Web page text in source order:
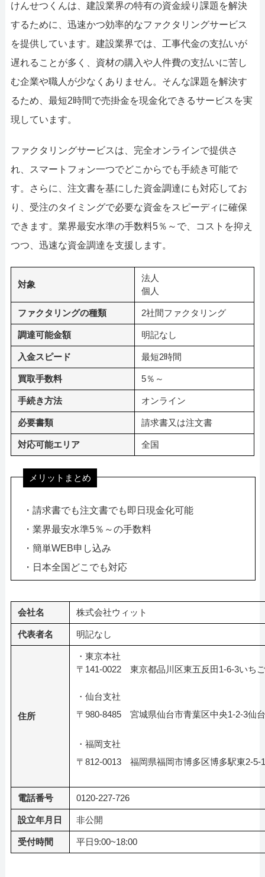
けんせつくんは、建設業界の特有の資金繰り課題を解決
するために、迅速かつ効率的なファクタリングサービス
を提供しています。建設業界では、工事代金の支払いが
遅れることが多く、資材の購入や人件費の支払いに苦し
む企業や職人が少なくありません。そんな課題を解決す
るため、最短2時間で売掛金を現金化できるサービスを実
現しています。
ファクタリングサービスは、完全オンラインで提供さ
れ、スマートフォン一つでどこからでも手続き可能で
す。さらに、注文書を基にした資金調達にも対応してお
り、受注のタイミングで必要な資金をスピーディに確保
できます。業界最安水準の手数料5％～で、コストを抑え
つつ、迅速な資金調達を支援します。
対象
法人
個人
ファクタリングの種類 2社間ファクタリング
調達可能金額 明記なし
入金スピード 最短2時間
買取手数料 5％～
手続き方法 オンライン
必要書類 請求書又は注文書
対応可能エリア 全国
メリットまとめ
・請求書でも注文書でも即日現金化可能
・業界最安水準5％～の手数料
・簡単WEB申し込み
・日本全国どこでも対応
会社名 株式会社ウィット
代表者名 明記なし
住所
・東京本社
〒141-0022 東京都品川区東五反田1-6-3い
・仙台支社
〒980-8485 宮城県仙台市青葉区中央1-2-3仙
・福岡支社
〒812-0013 福岡県福岡市博多区博多駅東2-5-
電話番号 0120-227-726
設立年月日 非公開
受付時間 平日9:00~18:00